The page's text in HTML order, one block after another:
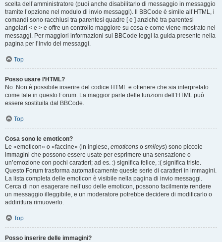
scelta dell’amministratore (puoi anche disabilitarlo di messaggio in messaggio
tramite l’opzione nel modulo di invio messaggi). Il BBCode è simile all’HTML, i
comandi sono racchiusi tra parentesi quadre [ e ] anziché tra parentesi
angolari < e > e offre un controllo maggiore su cosa e come viene mostrato nei
messaggi. Per maggiori informazioni sul BBCode leggi la guida presente nella
pagina per l’invio dei messaggi.
Top
Posso usare l’HTML?
No. Non è possibile inserire del codice HTML e ottenere che sia interpretato
come tale in questo Forum. La maggior parte delle funzioni dell’HTML può
essere sostituita dal BBCode.
Top
Cosa sono le emoticon?
Le «emoticon» o «faccine» (in inglese, emoticons o smileys) sono piccole
immagini che possono essere usate per esprimere una sensazione o
un’emozione con pochi caratteri; ad es. :) significa felice, :( significa triste.
Questo Forum trasforma automaticamente queste serie di caratteri in immagini.
La lista completa delle emoticon è visibile nella pagina di invio messaggi.
Cerca di non esagerare nell’uso delle emoticon, possono facilmente rendere
un messaggio illeggibile, e un moderatore potrebbe decidere di modificarlo o
addirittura rimuoverlo.
Top
Posso inserire delle immagini?